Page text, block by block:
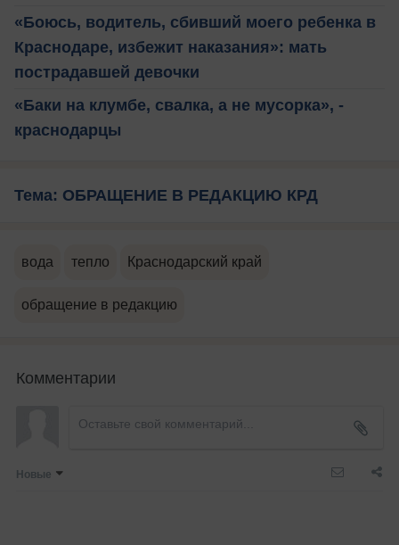
«Боюсь, водитель, сбивший моего ребенка в
Краснодаре, избежит наказания»: мать
пострадавшей девочки
«Баки на клумбе, свалка, а не мусорка», -
краснодарцы
Тема: ОБРАЩЕНИЕ В РЕДАКЦИЮ КРД
вода тепло Краснодарский край
обращение в редакцию
Комментарии
Новые